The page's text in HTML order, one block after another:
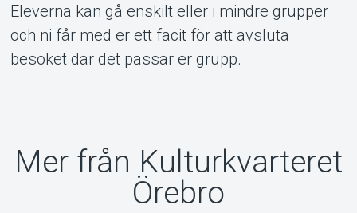
Eleverna kan gå enskilt eller i mindre grupper
och ni får med er ett facit för att avsluta
besöket där det passar er grupp.
Mer från Kulturkvarteret
Örebro